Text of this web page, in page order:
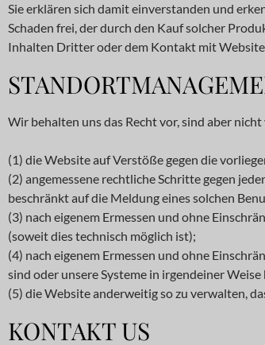
Sie erklären sich damit einverstanden und
Schaden frei, der durch den Kauf solcher
Inhalten Dritter oder dem Kontakt mit
Wir behalten uns das Recht vor, sind aber
(1) die Website auf Verstöße gegen die
(2) angemessene rechtliche Schritte gegen
beschränkt auf die Meldung eines solchen
(3) nach eigenem Ermessen und ohne
(soweit dies technisch möglich ist);
(4) nach eigenem Ermessen und ohne
sind oder unsere Systeme in irgendeiner Weise
(5) die Website anderweitig so zu verwalten,
KONTAKT US